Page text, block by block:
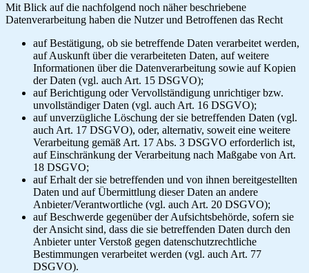
Mit Blick auf die nachfolgend noch näher beschriebene
Datenverarbeitung haben die Nutzer und Betroffenen das Recht
auf Bestätigung, ob sie betreffende Daten verarbeitet werden,
auf Auskunft über die verarbeiteten Daten, auf weitere
Informationen über die Datenverarbeitung sowie auf Kopien
der Daten (vgl. auch Art. 15 DSGVO);
auf Berichtigung oder Vervollständigung unrichtiger bzw.
unvollständiger Daten (vgl. auch Art. 16 DSGVO);
auf unverzügliche Löschung der sie betreffenden Daten (vgl.
auch Art. 17 DSGVO), oder, alternativ, soweit eine weitere
Verarbeitung gemäß Art. 17 Abs. 3 DSGVO erforderlich ist,
auf Einschränkung der Verarbeitung nach Maßgabe von Art.
18 DSGVO;
auf Erhalt der sie betreffenden und von ihnen bereitgestellten
Daten und auf Übermittlung dieser Daten an andere
Anbieter/Verantwortliche (vgl. auch Art. 20 DSGVO);
auf Beschwerde gegenüber der Aufsichtsbehörde, sofern sie
der Ansicht sind, dass die sie betreffenden Daten durch den
Anbieter unter Verstoß gegen datenschutzrechtliche
Bestimmungen verarbeitet werden (vgl. auch Art. 77
DSGVO).